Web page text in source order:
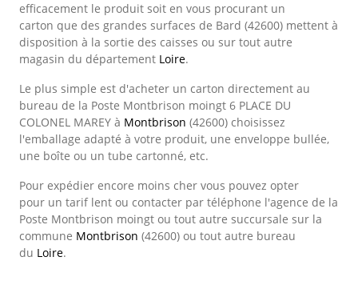
efficacement le produit soit en vous procurant un
carton que des grandes surfaces de Bard (42600) mettent à
disposition à la sortie des caisses ou sur tout autre
magasin du département Loire.
Le plus simple est d'acheter un carton directement au
bureau de la Poste Montbrison moingt 6 PLACE DU
COLONEL MAREY à Montbrison (42600) choisissez
l'emballage adapté à votre produit, une enveloppe bullée,
une boîte ou un tube cartonné, etc.
Pour expédier encore moins cher vous pouvez opter
pour un tarif lent ou contacter par téléphone l'agence de la
Poste Montbrison moingt ou tout autre succursale sur la
commune Montbrison (42600) ou tout autre bureau
du Loire.